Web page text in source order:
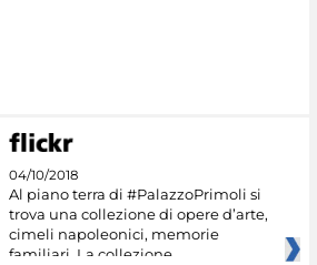
04/10/2018
Al piano terra di #PalazzoPrimoli si
trova una collezione di opere d’arte,
cimeli napoleonici, memorie
familiari. La collezione